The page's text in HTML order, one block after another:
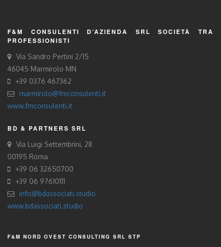
F&M CONSULENTI D’AZIENDA SRL SOCIETÀ TRA
PROFESSIONISTI
Via Sandro Pertini 2/15
46045 Marmirolo MN
+39 0376 467362
marmirolo@fmconsulenti.it
www.fmconsulenti.it
BD & PARTNERS SRL
Via Luigi Settembrini, 28
00195 Roma
+39 06 32650700
+39 06 97610111
info@bdassociati.studio
www.bdassociati.studio
F&M NORD OVEST CONSULTING SRL STP